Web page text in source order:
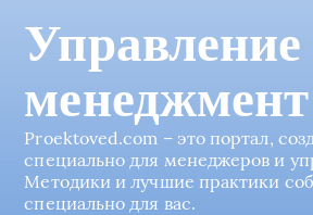
Управление
менеджмент
Proektoved.com – это портал,
специально для менеджеров и
Методики и лучшие практики
специально для вас.